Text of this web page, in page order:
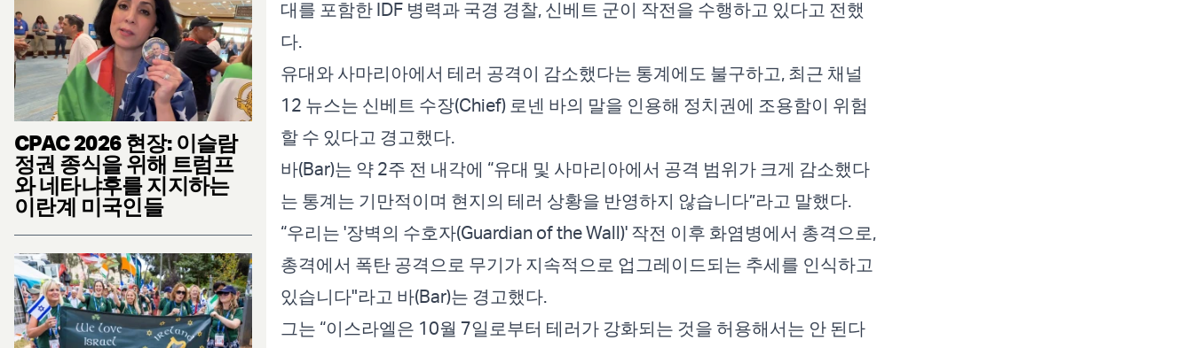
CPAC 2026 현장: 이슬람
정권 종식을 위해 트럼프
와 네타냐후를 지지하는
이란계 미국인들
대를 포함한 IDF 병력과 국경 경찰, 신베트 군이 작전을 수행하고 있다고 전했
다.
유대와 사마리아에서 테러 공격이 감소했다는 통계에도 불구하고, 최근 채널
12 뉴스는 신베트 수장(Chief) 로넨 바의 말을 인용해 정치권에 조용함이 위험
할 수 있다고 경고했다.
바(Bar)는 약 2주 전 내각에 “유대 및 사마리아에서 공격 범위가 크게 감소했다
는 통계는 기만적이며 현지의 테러 상황을 반영하지 않습니다”라고 말했다.
“우리는 '장벽의 수호자(Guardian of the Wall)' 작전 이후 화염병에서 총격으로,
총격에서 폭탄 공격으로 무기가 지속적으로 업그레이드되는 추세를 인식하고
있습니다"라고 바(Bar)는 경고했다.
그는 “이스라엘은 10월 7일로부터 테러가 강화되는 것을 허용해서는 안 된다